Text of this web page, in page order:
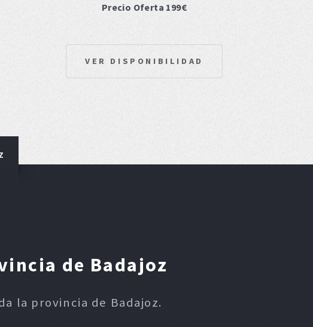
Precio Oferta 199€
VER DISPONIBILIDAD
de Badajoz
la provincia de Badajoz.